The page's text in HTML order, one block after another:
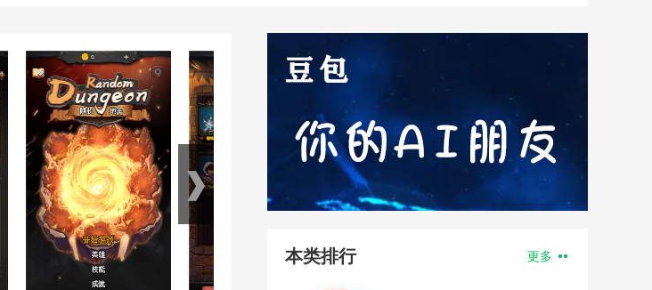
本类排行 更多